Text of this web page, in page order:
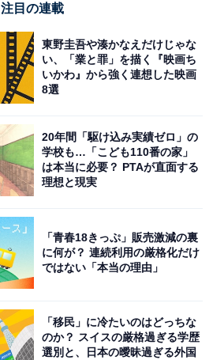
注目の連載
東野圭吾や湊かなえだけじゃな
い、「業と罪」を描く『映画ち
いかわ』から強く連想した映画
8選
20年間「駆け込み実績ゼロ」の
学校も…「こども110番の家」
は本当に必要？ PTAが直面する
理想と現実
「青春18きっぷ」販売激減の裏
に何が？ 連続利用の厳格化だけ
ではない「本当の理由」
「移民」に冷たいのはどっちな
のか？ スイスの厳格過ぎる学歴
選別と、日本の曖昧過ぎる外国